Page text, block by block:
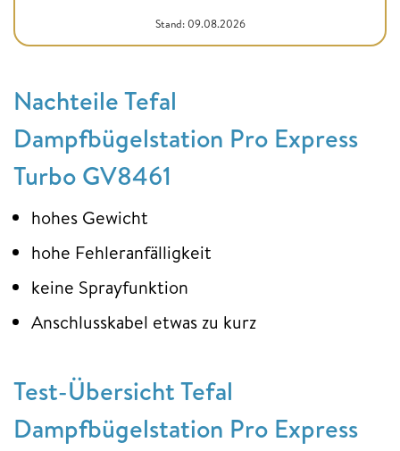
Stand: 09.08.2026
Nachteile Tefal
Dampfbügelstation Pro Express
Turbo GV8461
hohes Gewicht
hohe Fehleranfälligkeit
keine Sprayfunktion
Anschlusskabel etwas zu kurz
Test-Übersicht Tefal
Dampfbügelstation Pro Express